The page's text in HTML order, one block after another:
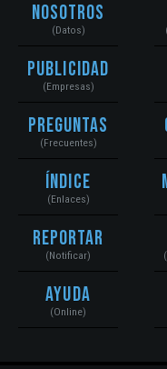
Nosotros
(Datos)
Publicidad
(Empresas)
Preguntas
(Frecuentes)
Índice
(Enlaces)
Reportar
(Notificar)
Ayuda
(Online)